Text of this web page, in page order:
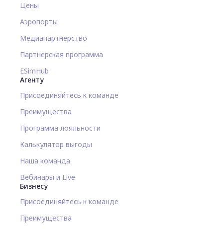
Цены
Аэропорты
Медиапартнерство
Партнерская программа
ESimHub
Агенту
Присоединяйтесь к команде
Преимущества
Программа лояльности
Калькулятор выгоды
Наша команда
Вебинары и Live
Бизнесу
Присоединяйтесь к команде
Преимущества